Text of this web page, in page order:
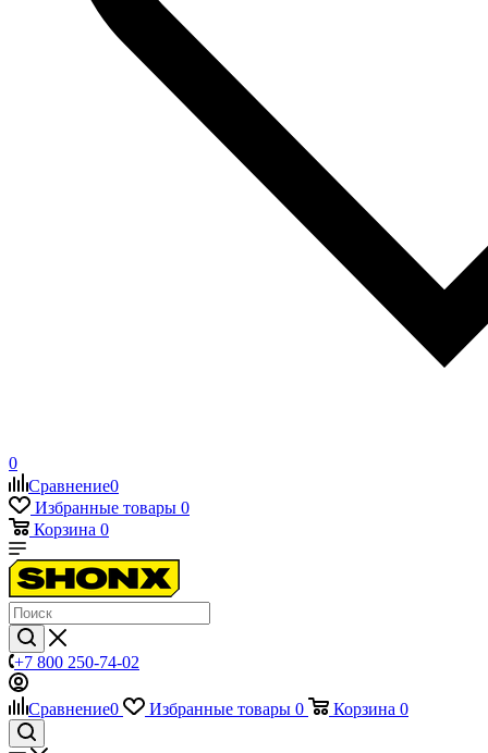
0
Сравнение0
Избранные товары 0
Корзина 0
+7 800 250-74-02
Сравнение0 Избранные товары 0 Корзина 0